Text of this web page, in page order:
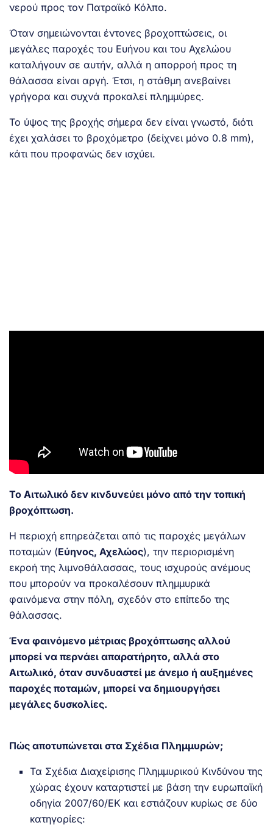
νερού προς τον Πατραϊκό Κόλπο.
Όταν σημειώνονται έντονες βροχοπτώσεις, οι
μεγάλες παροχές του Ευήνου και του Αχελώου
καταλήγουν σε αυτήν, αλλά η απορροή προς τη
θάλασσα είναι αργή. Έτσι, η στάθμη ανεβαίνει
γρήγορα και συχνά προκαλεί πλημμύρες.
Το ύψος της βροχής σήμερα δεν είναι γνωστό, διότι
έχει χαλάσει το βροχόμετρο (δείχνει μόνο 0.8 mm),
κάτι που προφανώς δεν ισχύει.
Το Αιτωλικό δεν κινδυνεύει μόνο από την τοπική
βροχόπτωση.
Η περιοχή επηρεάζεται από τις παροχές μεγάλων
ποταμών (Εύηνος, Αχελώος), την περιορισμένη
εκροή της λιμνοθάλασσας, τους ισχυρούς ανέμους
που μπορούν να προκαλέσουν πλημμυρικά
φαινόμενα στην πόλη, σχεδόν στο επίπεδο της
θάλασσας.
Ένα φαινόμενο μέτριας βροχόπτωσης αλλού
μπορεί να περνάει απαρατήρητο, αλλά στο
Αιτωλικό, όταν συνδυαστεί με άνεμο ή αυξημένες
παροχές ποταμών, μπορεί να δημιουργήσει
μεγάλες δυσκολίες.
Πώς αποτυπώνεται στα Σχέδια Πλημμυρών;
Τα Σχέδια Διαχείρισης Πλημμυρικού Κινδύνου της
χώρας έχουν καταρτιστεί με βάση την ευρωπαϊκή
οδηγία 2007/60/ΕΚ και εστιάζουν κυρίως σε δύο
κατηγορίες: